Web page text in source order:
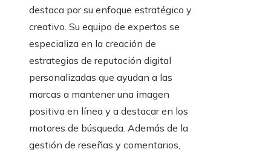
destaca por su enfoque estratégico y
creativo. Su equipo de expertos se
especializa en la creación de
estrategias de reputación digital
personalizadas que ayudan a las
marcas a mantener una imagen
positiva en línea y a destacar en los
motores de búsqueda. Además de la
gestión de reseñas y comentarios,